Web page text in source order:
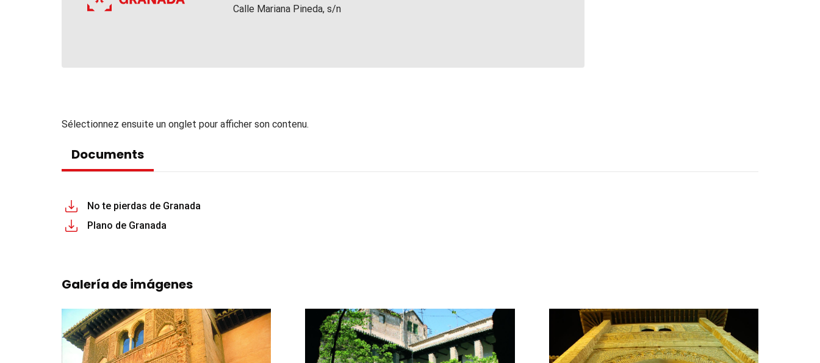
Calle Mariana Pineda, s/n
Sélectionnez ensuite un onglet pour afficher son contenu.
Documents
No te pierdas de Granada
Plano de Granada
Galería de imágenes